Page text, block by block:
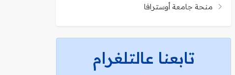
منحة جامعة أوسترافا
تابعنا عالتلغرام